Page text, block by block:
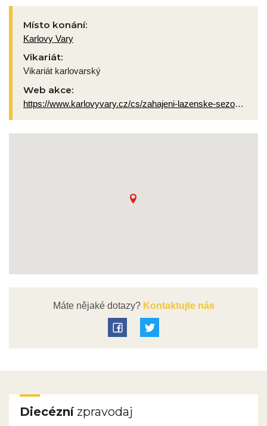
Místo konání:
Karlovy Vary
Vikariát:
Vikariát karlovarský
Web akce:
https://www.karlovyvary.cz/cs/zahajeni-lazenske-sezony-2019
Máte nějaké dotazy?Kontaktujte nás
Diecéznízpravodaj